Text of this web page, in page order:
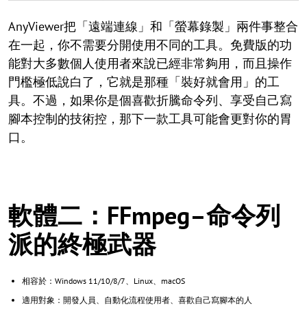
AnyViewer把「遠端連線」和「螢幕錄製」兩件事整合
在一起，你不需要分開使用不同的工具。免費版的功
能對大多數個人使用者來說已經非常夠用，而且操作
門檻極低說白了，它就是那種「裝好就會用」的工
具。不過，如果你是個喜歡折騰命令列、享受自己寫
腳本控制的技術控，那下一款工具可能會更對你的胃
口。
軟體二：FFmpeg–命令列
派的終極武器
相容於：Windows 11/10/8/7、Linux、macOS
適用對象：開發人員、自動化流程使用者、喜歡自己寫腳本的人